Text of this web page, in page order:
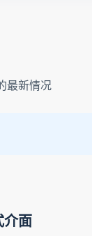
最新情况
介面